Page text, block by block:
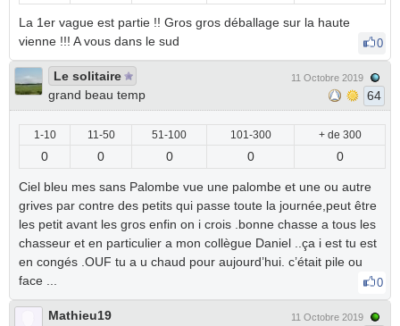
La 1er vague est partie !! Gros gros déballage sur la haute
vienne !!! A vous dans le sud
0
Le solitaire
grand beau temp
11 Octobre 2019
64
1-10 11-50 51-100 101-300 + de 300
0 0 0 0 0
Ciel bleu mes sans Palombe vue une palombe et une ou autre
grives par contre des petits qui passe toute la journée,peut être
les petit avant les gros enfin on i crois .bonne chasse a tous les
chasseur et en particulier a mon collègue Daniel ..ça i est tu est
en congés .OUF tu a u chaud pour aujourd’hui. c’était pile ou
face ...
0
Mathieu19
11 Octobre 2019